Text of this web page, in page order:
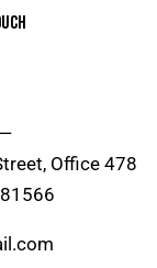
Office 478